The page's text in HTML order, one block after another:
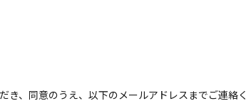
き、同意のうえ、以下のメールアドレスまでご連絡く